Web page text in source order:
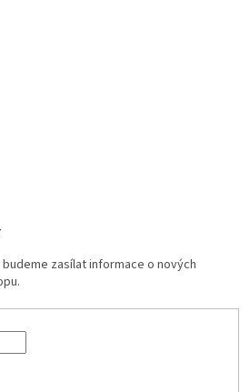
zasílat informace o nových